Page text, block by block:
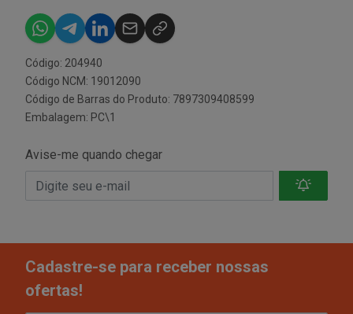
Código: 204940
Código NCM: 19012090
Código de Barras do Produto: 7897309408599
Embalagem: PC\1
Avise-me quando chegar
Cadastre-se para receber nossas
ofertas!